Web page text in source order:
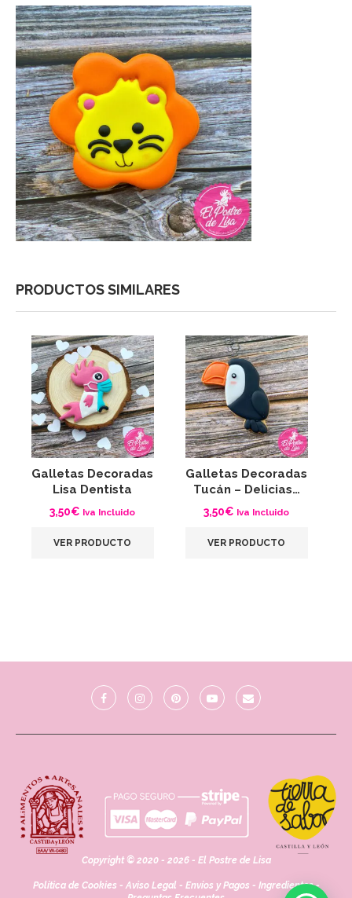
PRODUCTOS SIMILARES
Galletas Decoradas
Lisa Dentista
3,50€ Iva Incluido
VER PRODUCTO
Galletas Decoradas
Tucán – Delicias…
3,50€ Iva Incluido
VER PRODUCTO
Copyright © 2020 - 2026 - El Postre de Lisa
Política de Cookies - Aviso Legal - Envíos y Pagos - Ingredientes-